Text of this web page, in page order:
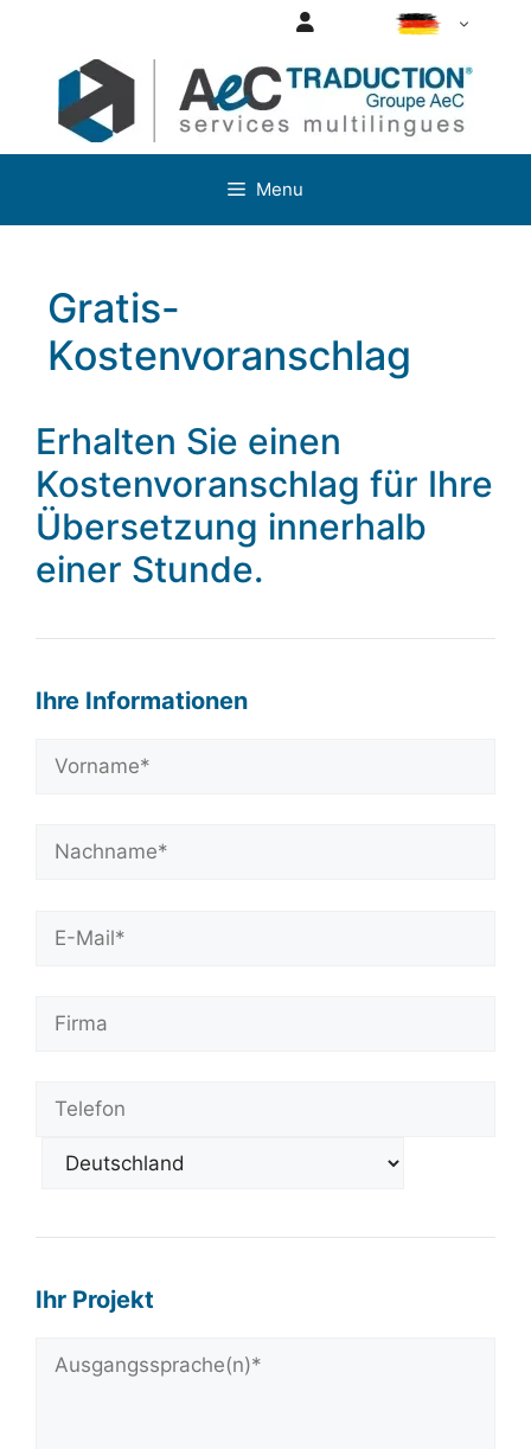
contenu
DE
Menu
Gratis-
Kostenvoranschlag
Erhalten Sie einen
Kostenvoranschlag für Ihre
Übersetzung innerhalb
einer Stunde.
Ihre Informationen
Ihr Projekt